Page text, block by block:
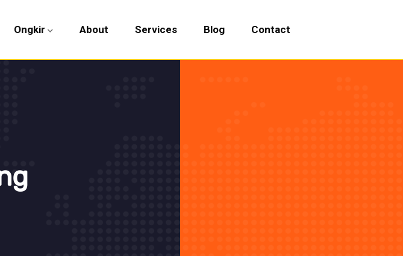
Ongkir About Services Blog Contact